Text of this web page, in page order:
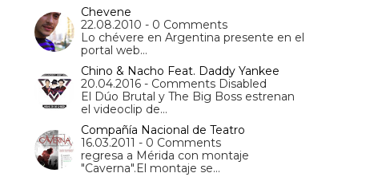
Chevene
22.08.2010 - 0 Comments
Lo chévere en Argentina presente en el
portal web…
Chino & Nacho Feat. Daddy Yankee
20.04.2016 - Comments Disabled
El Dúo Brutal y The Big Boss estrenan
el videoclip de…
Compañía Nacional de Teatro
16.03.2011 - 0 Comments
regresa a Mérida con montaje
"Caverna".El montaje se…